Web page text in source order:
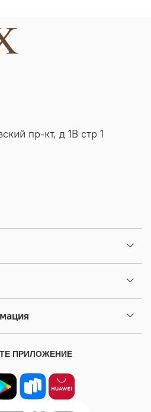
пр-кт, д 1В стр 1
ПРИЛОЖЕНИЕ